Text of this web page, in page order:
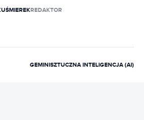
REDAKTOR
GEMINISZTUCZNA INTELIGENCJA (AI)